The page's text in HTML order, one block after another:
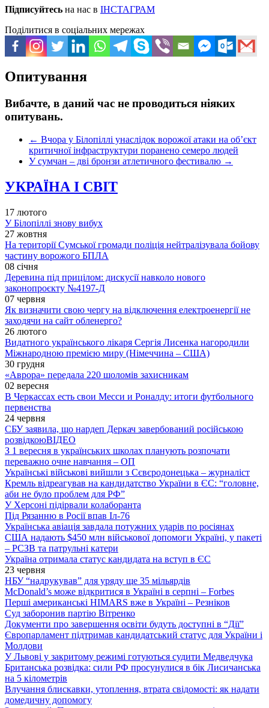
Підписуйтесь на нас в ІНСТАГРАМ
Поділитися в соціальних мережах
Опитування
Вибачте, в даний час не проводиться ніяких
опитувань.
← Вчора у Білопіллі унаслідок ворожої атаки на об’єкт
критичної інфраструктури поранено семеро людей
У сумчан – дві бронзи атлетичного фестивалю →
УКРАЇНА І СВІТ
17 лютого
У Білопіллі знову вибух
27 жовтня
На території Сумської громади поліція нейтралізувала бойову
частину ворожого БПЛА
08 січня
Деревина під прицілом: дискусії навколо нового
законопроєкту №4197-Д
07 червня
Як визначити свою чергу на відключення електроенергії не
заходячи на сайт обленерго?
26 лютого
Видатного українського лікаря Сергія Лисенка нагородили
Міжнародною премією миру (Німеччина – США)
30 грудня
«Аврора» передала 220 шоломів захисникам
02 вересня
В Черкассах есть свои Месси и Роналду: итоги футбольного
первенства
24 червня
СБУ заявила, що нардеп Деркач завербований російською
розвідкоюВІДЕО
З 1 вересня в українських школах планують розпочати
переважно очне навчання – ОП
Українські військові вийшли з Сєвєродонецька – журналіст
Кремль відреагував на кандидатство України в ЄС: “головне,
аби не було проблем для РФ”
У Херсоні підірвали колаборанта
Під Рязанню в Росії впав Іл-76
Українська авіація завдала потужних ударів по росіянах
США надають $450 млн військової допомоги Україні, у пакеті
– РСЗВ та патрульні катери
Україна отримала статус кандидата на вступ в ЄС
23 червня
НБУ “надрукував” для уряду ще 35 мільярдів
McDonald’s може відкритися в Україні в серпні – Forbes
Перші американські HIMARS вже в Україні – Резніков
Суд заборонив партію Вітренко
Документи про завершення освіти будуть доступні в “Дії”
Європарламент підтримав кандидатський статус для України і
Молдови
У Львові у закритому режимі готуються судити Медведчука
Британська розвідка: сили РФ просунулися в бік Лисичанська
на 5 кілометрів
Влучання блискавки, утоплення, втрата свідомості: як надати
домедичну допомогу